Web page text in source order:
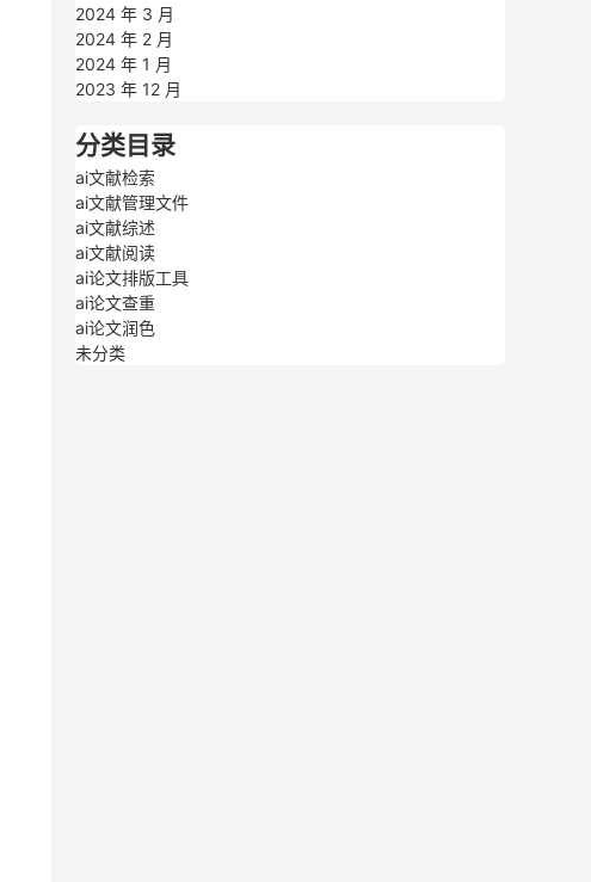
2024 年 3 月
2024 年 2 月
2024 年 1 月
2023 年 12 月
分类目录
ai文献检索
ai文献管理文件
ai文献综述
ai文献阅读
ai论文排版工具
ai论文查重
ai论文润色
未分类